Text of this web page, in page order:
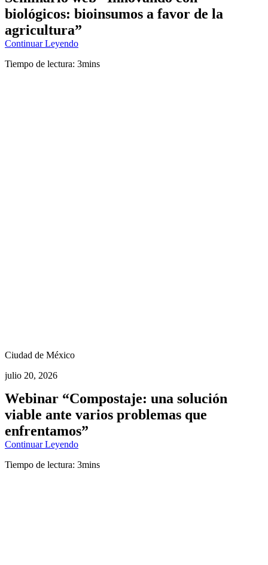
biológicos: bioinsumos a favor de la
agricultura”
Continuar Leyendo
Tiempo de lectura: 3mins
Ciudad de México
julio 20, 2026
Webinar “Compostaje: una solución
viable ante varios problemas que
enfrentamos”
Continuar Leyendo
Tiempo de lectura: 3mins